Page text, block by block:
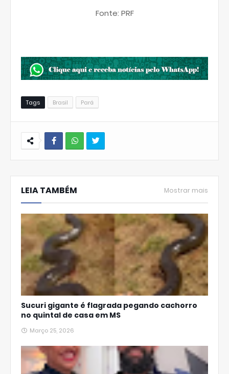
Fonte: PRF
Tags Brasil Pará
Ap
LEIA TAMBÉM Mostrar mais
Sucuri gigante é flagrada pegando cachorro
no quintal de casa em MS
Março 25, 2026